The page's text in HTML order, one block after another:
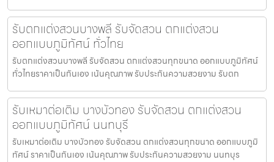
รับตกแต่งสวนบางพลี รับจัดสวน ตกแต่งสวน
ออกแบบภูมิทัศน์ ทั่วไทย
รับตกแต่งสวนบางพลี รับจัดสวน ตกแต่งสวนทุกขนาด ออกแบบภูมิทัศน์
ทั่วไทยราคาเป็นกันเอง เน้นคุณภาพ รับประกันความสวยงาม รับตก
รับเหมาต่อเติม บางบัวทอง รับจัดสวน ตกแต่งสวน
ออกแบบภูมิทัศน์ นนทบุรี
รับเหมาต่อเติม บางบัวทอง รับจัดสวน ตกแต่งสวนทุกขนาด ออกแบบภูมิ
ทัศน์ ราคาเป็นกันเอง เน้นคุณภาพ รับประกันความสวยงาม นนทบุร